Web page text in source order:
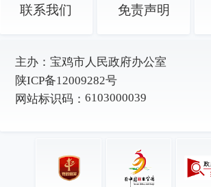
联系我们 免责声明
主办： 宝鸡市人民政府办公室
陕ICP备12009282号
网站标识码： 6103000039